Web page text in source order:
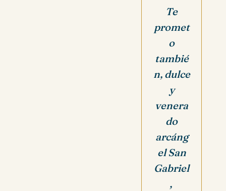
Te
promet
o
tambié
n, dulce
y
venera
do
arcáng
el San
Gabriel
,